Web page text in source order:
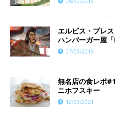
エルビス・プレ
ハンバーガー屋
07/09/2019
無名店の食レポ
ニホフスキー
12/03/2021